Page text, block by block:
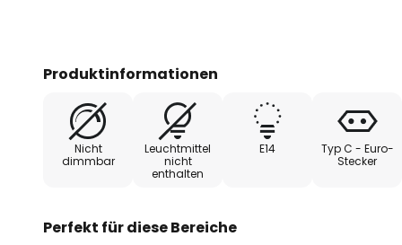
Produktinformationen
Nicht
dimmbar
Leuchtmittel
nicht
enthalten
E14
Typ C - Euro-
Stecker
Perfekt für diese Bereiche